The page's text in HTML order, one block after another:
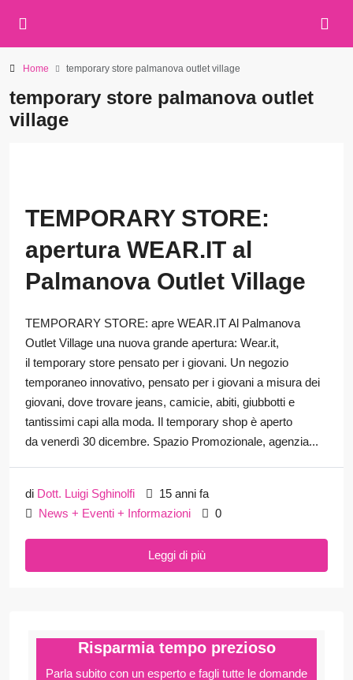
Home temporary store palmanova outlet village
temporary store palmanova outlet
village
TEMPORARY STORE:
apertura WEAR.IT al
Palmanova Outlet Village
TEMPORARY STORE: apre WEAR.IT Al Palmanova
Outlet Village una nuova grande apertura: Wear.it,
il temporary store pensato per i giovani. Un negozio
temporaneo innovativo, pensato per i giovani a misura dei
giovani, dove trovare jeans, camicie, abiti, giubbotti e
tantissimi capi alla moda. Il temporary shop è aperto
da venerdì 30 dicembre. Spazio Promozionale, agenzia...
di Dott. Luigi Sghinolfi
15 anni fa
News + Eventi + Informazioni
0
Leggi di più
Risparmia tempo prezioso
Parla subito con un esperto e fagli tutte le domande